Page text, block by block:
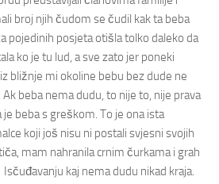
broj njih čudom se čudil kak ta beba
pojedinih posjeta otišla tolko daleko da
ko je tu lud, a sve zato jer poneki
bližnje mi okoline bebu bez dude ne
beba nema dudu, to nije to, nije prava
beba s greškom. To je ona ista
koji još nisu ni postali svjesni svojih
mam nahranila crnim čurkama i grah
kaj nema dudu nikad kraja.